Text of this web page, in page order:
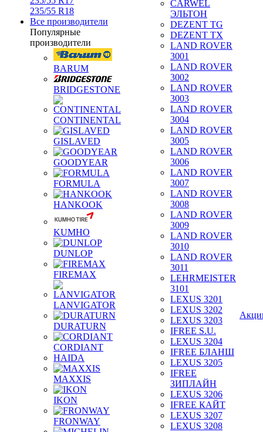
235/55 R18
Все производители
Популярные
производители
BARUM
BRIDGESTONE
CONTINENTAL
GISLAVED
GOODYEAR
FORMULA
HANKOOK
KUMHO
DUNLOP
FIREMAX
LANVIGATOR
DURATURN
CORDIANT
HAIDA
MAXXIS
IKON
FRONWAY
CARWEL
ЭЛЬТОН
DEZENT TG
DEZENT TX
LAND ROVER
3001
LAND ROVER
3002
LAND ROVER
3003
LAND ROVER
3004
LAND ROVER
3005
LAND ROVER
3006
LAND ROVER
3007
LAND ROVER
3008
LAND ROVER
3009
LAND ROVER
3010
LAND ROVER
3011
LEHRMEISTER
3101
LEXUS 3201
LEXUS 3202
LEXUS 3203
IFREE S.U.
LEXUS 3204
IFREE БЛАНШ
LEXUS 3205
IFREE
ЗИПЛАЙН
LEXUS 3206
IFREE КАЙТ
LEXUS 3207
LEXUS 3208